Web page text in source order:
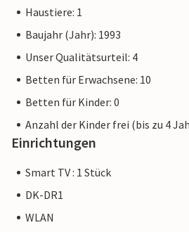
Haustiere: 1
Baujahr (Jahr): 1993
Unser Qualitätsurteil: 4
Betten für Erwachsene: 10
Betten für Kinder: 0
Anzahl der Kinder frei (bis zu 4
Einrichtungen
Smart TV : 1 Stück
DK-DR1
WLAN